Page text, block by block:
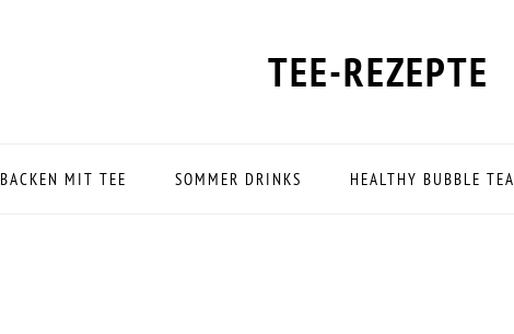
TEE-REZEPTE
BACKEN MIT TEE SOMMER DRINKS HEALTHY BUBBLE TEA